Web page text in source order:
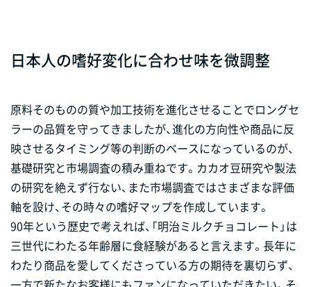
日本人の嗜好変化に合わせ味を微調整
原料そのものの質や加工技術を進化させることでロングセ
ラーの品質を守ってきましたが、進化の方向性や商品に反
映させるタイミング等の判断のベースになっているのが、
基礎研究と市場調査の積み重ねです。カカオ豆研究や製法
の研究を絶えず行ない、また市場調査ではさまざまな評価
軸を設け、その時々の嗜好マップを作成しています。
90年という歴史で考えれば、「明治ミルクチョコレート」は
三世代にわたる年齢層に食経験があると言えます。長年に
わたり商品を愛してくださっている方の期待を裏切らず、